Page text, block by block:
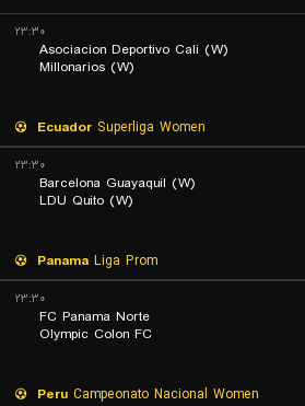
۲۳:۳۰
Asociacion Deportivo Cali (W)
Millonarios (W)
Ecuador Superliga Women
۲۳:۳۰
Barcelona Guayaquil (W)
LDU Quito (W)
Panama Liga Prom
۲۳:۳۰
FC Panama Norte
Olympic Colon FC
Peru Campeonato Nacional Women